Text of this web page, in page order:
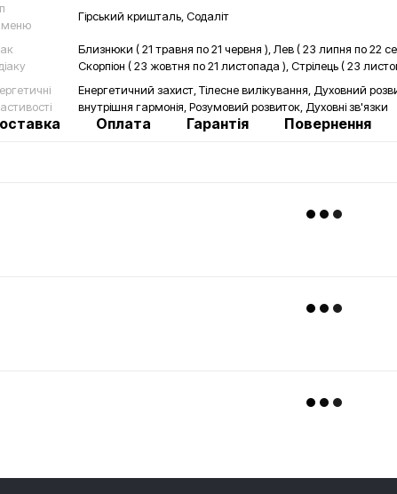
Гірський кришталь, Содаліт
Близнюки ( 21 травня по 21 червня ), Лев ( 23 липня по 22
Скорпіон ( 23 жовтня по 21 листопада ), Стрілець ( 23
Енергетичний захист, Тілесне вилікування, Духовний
внутрішня гармонія, Розумовий розвиток, Духовні зв'язки
Оплата Гарантія Повернення